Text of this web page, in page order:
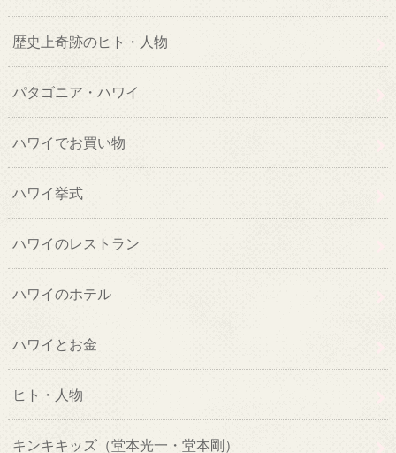
歴史上奇跡のヒト・人物
パタゴニア・ハワイ
ハワイでお買い物
ハワイ挙式
ハワイのレストラン
ハワイのホテル
ハワイとお金
ヒト・人物
キンキキッズ（堂本光一・堂本剛）